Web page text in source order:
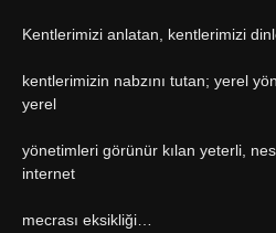
Kentlerimizi anlatan, kentlerimizi
kentlerimizin nabzını tutan; yerel
yerel
yönetimleri görünür kılan yeterli,
internet
mecrası eksikliği…